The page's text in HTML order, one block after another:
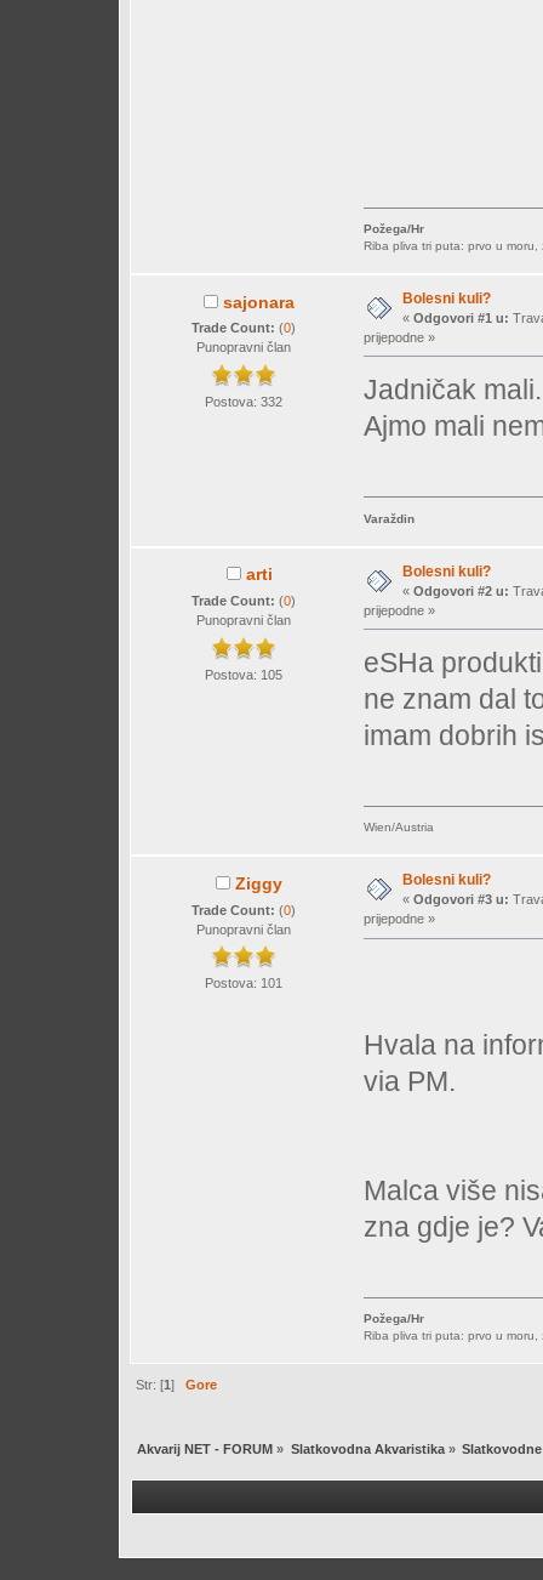
Požega/Hr
Riba pliva tri puta: prvo u
sajonara
Trade Count: (0)
Punopravni član
Postova: 332
Bolesni kuli?
« Odgovori #1 u:
prijepodne »
Jadničak mali
Ajmo mali
Varaždin
arti
Trade Count: (0)
Punopravni član
Postova: 105
Bolesni kuli?
« Odgovori #2 u:
prijepodne »
eSHa
ne znam dal
imam dobrih
Wien/Austria
Ziggy
Trade Count: (0)
Punopravni član
Postova: 101
Bolesni kuli?
« Odgovori #3 u:
prijepodne »
Hvala na
via PM.
Malca više
zna gdje je?
Požega/Hr
Riba pliva tri puta: prvo u
Str: [1]Gore
Akvarij NET - FORUM » Slatkovodna Akvaristika»